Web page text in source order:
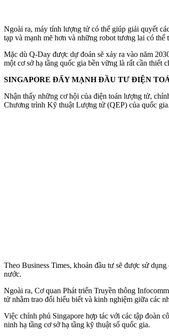
Ngoài ra, máy tính lượng tử có thể giúp giải quyết
tạp và mạnh mẽ hơn và những robot tương lai có
Mặc dù Q-Day được dự đoán sẽ xảy ra vào năm
một cơ sở hạ tầng quốc gia bền vững là rất cần
SINGAPORE ĐẨY MẠNH ĐẦU TƯ ĐIỆN
Nhận thấy những cơ hội của điện toán lượng tử,
Chương trình Kỹ thuật Lượng tử (QEP) của quốc gia.
Theo Business Times, khoản đầu tư sẽ được sử
nước.
Ngoài ra, Cơ quan Phát triển Truyền thông
tử nhằm trao đổi hiểu biết và kinh nghiệm giữa các
Việc chính phủ Singapore hợp tác với các tập đoàn
ninh hạ tầng cơ sở hạ tầng kỹ thuật số quốc gia.